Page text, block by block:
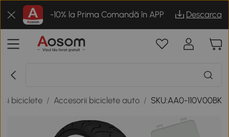
-10% la Prima Comandă în APP Descarca
si biciclete / Accesorii biciclete auto / SKU:AA0-110V00BK